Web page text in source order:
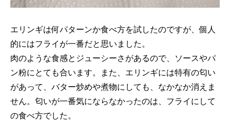
エリンギは何パターンか食べ方を試したのですが、個人
的にはフライが一番だと思いました。
肉のような食感とジューシーさがあるので、ソースやパ
ン粉にとても合います。また、エリンギには特有の匂い
があって、バター炒めや煮物にしても、なかなか消えま
せん。匂いが一番気にならなかったのは、フライにして
の食べ方でした。